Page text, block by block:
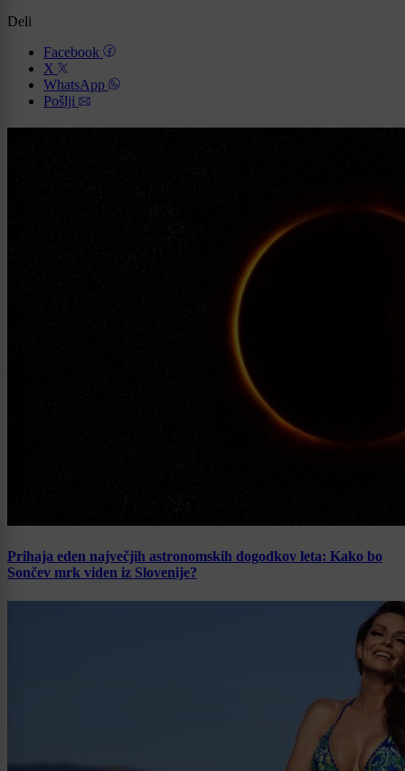
Deli
Facebook
X
WhatsApp
Pošlji
Prihaja eden največjih astronomskih dogodkov leta: Kako bo
Sončev mrk viden iz Slovenije?